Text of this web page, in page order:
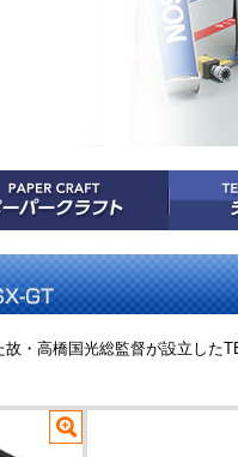
・高橋国光総監督が設立し